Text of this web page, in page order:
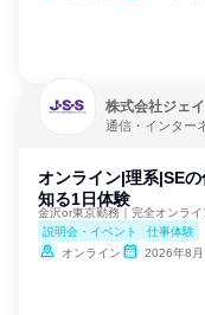
株式会社ジェ
通信・インター
オンライン|理系|SE
知る1日体験
金沢or東京勤務｜完全オンラ
説明会・イベント
仕事体験
オンライン
2026年8月